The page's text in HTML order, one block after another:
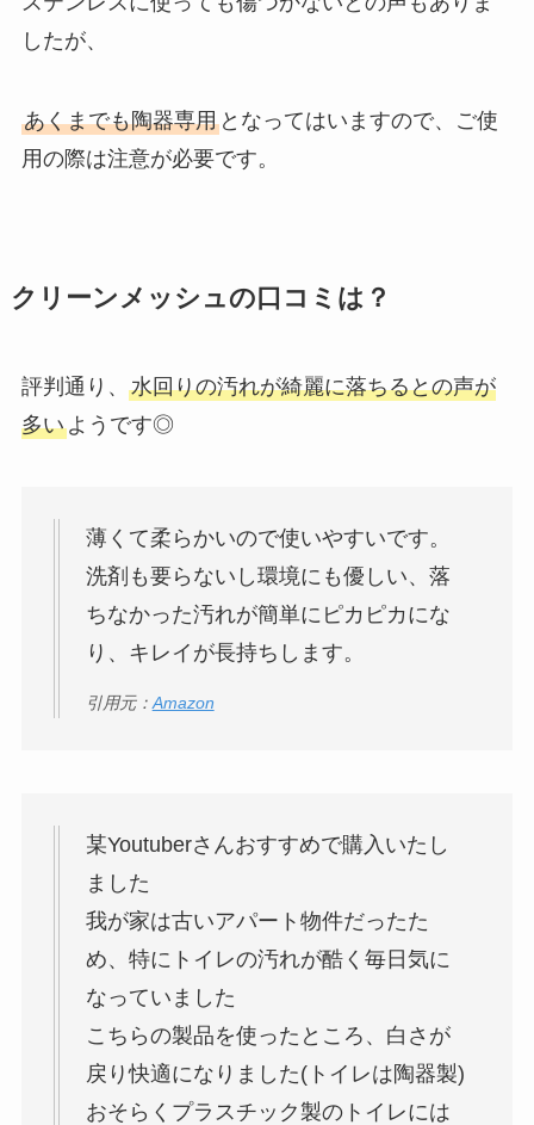
したが、
あくまでも陶器専用となってはいますので、ご使
用の際は注意が必要です。
クリーンメッシュの口コミは？
評判通り、 水回りの汚れが綺麗に落ちるとの声が
多いようです◎
薄くて柔らかいので使いやすいです。
洗剤も要らないし環境にも優しい、落
ちなかった汚れが簡単にピカピカにな
り、キレイが長持ちします。
引用元：Amazon
某Youtuberさんおすすめで購入いたし
ました
我が家は古いアパート物件だったた
め、特にトイレの汚れが酷く毎日気に
なっていました
こちらの製品を使ったところ、白さが
戻り快適になりました(トイレは陶器製)
おそらくプラスチック製のトイレには